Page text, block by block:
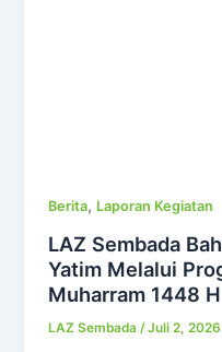
Berita, Laporan Kegiatan
LAZ Sembada
Yatim Melalui
Muharram 1448 H
LAZ Sembada/Juli 2, 2026